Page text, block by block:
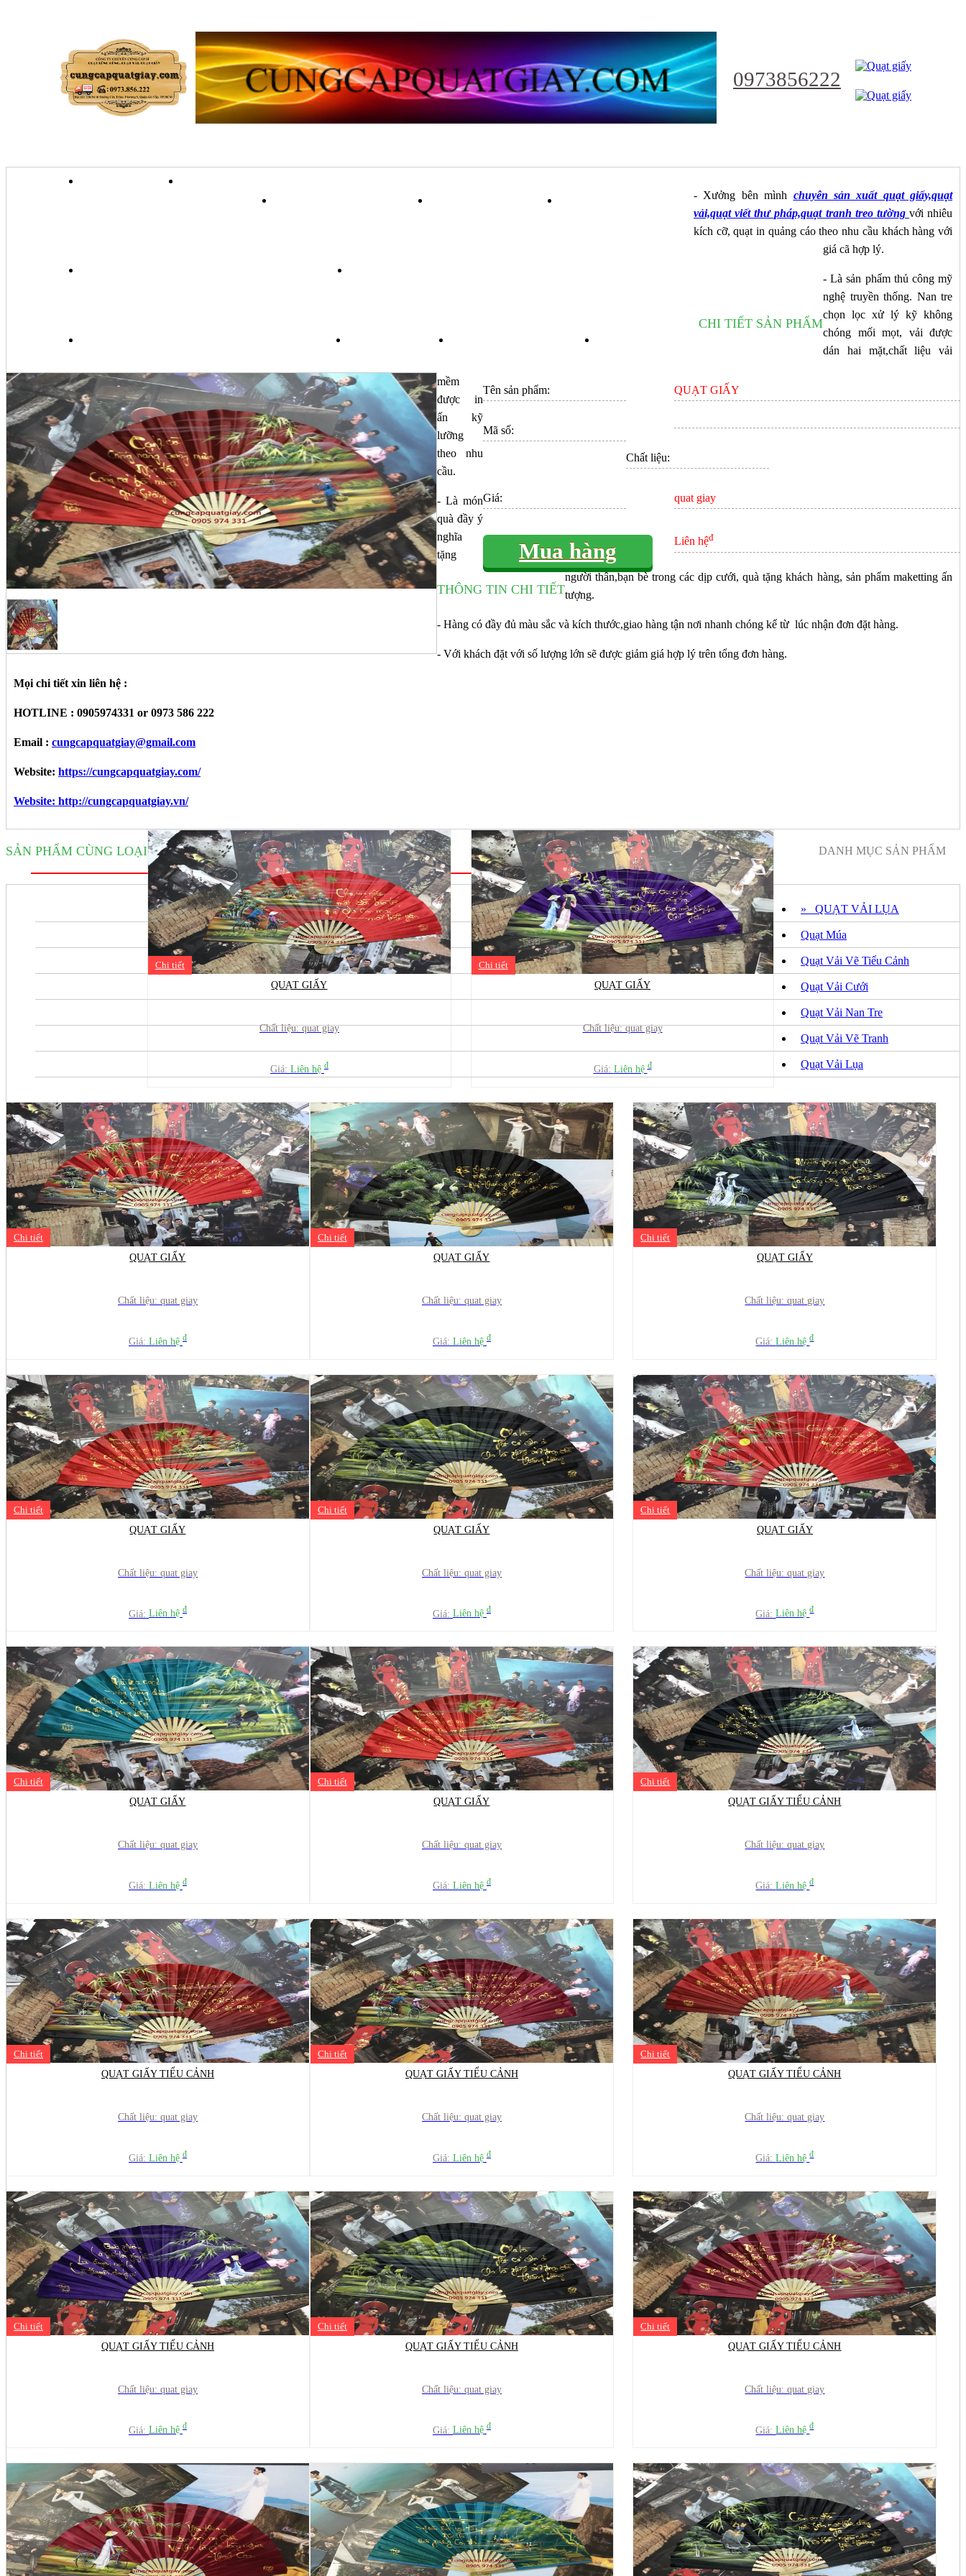
0973856222
CHI TIẾT SẢN PHẨM
Tên sản phẩm: QUẠT GIẤY
Mã số:
Chất liệu:
quat giay
Giá:
Liên hệđ
Mua hàng
THÔNG TIN CHI TIẾT
- Xưởng bên mình chuyên sản xuất quạt giấy,quạt
vải,quạt viết thư pháp,quạt tranh treo tường với nhiêu
kích cỡ, quạt in quảng cáo theo nhu cầu khách hàng với
giá cã hợp lý.
- Là sản phẩm thủ công mỹ
nghệ truyền thống. Nan tre
chọn lọc xử lý kỹ không
chóng mối mọt, vải được
dán hai mặt,chất liệu vải
mềm
được in
ấn kỹ
lưỡng
theo nhu
cầu.
- Là món
quà đầy ý
nghĩa
tặng
người thân,bạn bè trong các dịp cưới, quà tặng khách hàng, sản phẩm maketting ấn
tượng.
- Hàng có đầy đủ màu sắc và kích thước,giao hàng tận nơi nhanh chóng kể từ lúc nhận đơn đặt hàng.
- Với khách đặt với số lượng lớn sẽ được giảm giá hợp lý trên tổng đơn hàng.
Mọi chi tiết xin liên hệ :
HOTLINE : 0905974331 or 0973 586 222
Email : cungcapquatgiay@gmail.com
Website: https://cungcapquatgiay.com/
Website: http://cungcapquatgiay.vn/
SẢN PHẨM CÙNG LOẠI
Chi tiết
QUẠT GIẤY
Chất liệu: quat giay
Giá: Liên hệ đ
Chi tiết
QUẠT GIẤY
Chất liệu: quat giay
Giá: Liên hệđ
Chi tiết
QUẠT GIẤY
Chất liệu: quat giay
Giá: Liên hệ đ
Chi tiết
QUẠT GIẤY
Chất liệu: quat giay
Giá: Liên hệ đ
Chi tiết
QUẠT GIẤY
Chất liệu: quat giay
Giá:Liên hệđ
Chi tiết
QUẠT GIẤY
Chất liệu: quat giay
Giá: Liên hệ đ
Chi tiết
QUẠT GIẤY
Chất liệu: quat giay
Giá: Liên hệ đ
Chi tiết
QUẠT GIẤY
Chất liệu: quat giay
Giá:Liên hệđ
Chi tiết
QUẠT GIẤY
Chất liệu: quat giay
Giá: Liên hệ đ
Chi tiết
QUẠT GIẤY
Chất liệu: quat giay
Giá: Liên hệ đ
Chi tiết
QUẠT GIẤY TIỂU CẢNH
Chất liệu: quat giay
Giá:Liên hệđ
Chi tiết
QUẠT GIẤY TIỂU CẢNH
Chất liệu: quat giay
Giá: Liên hệ đ
Chi tiết
QUẠT GIẤY TIỂU CẢNH
Chất liệu: quat giay
Giá: Liên hệ đ
Chi tiết
QUẠT GIẤY TIỂU CẢNH
Chất liệu: quat giay
Giá:Liên hệđ
Chi tiết
QUẠT GIẤY TIỂU CẢNH
Chất liệu: quat giay
Giá: Liên hệ đ
Chi tiết
QUẠT GIẤY TIỂU CẢNH
Chất liệu: quat giay
Giá: Liên hệ đ
Chi tiết
QUẠT GIẤY TIỂU CẢNH
Chất liệu: quat giay
Giá:Liên hệđ
DANH MỤC SẢN PHẨM
» QUẠT VẢI LỤA
Quạt Múa
Quạt Vải Vẽ Tiểu Cảnh
Quạt Vải Cưới
Quạt Vải Nan Tre
Quạt Vải Vẽ Tranh
Quạt Vải Lụa